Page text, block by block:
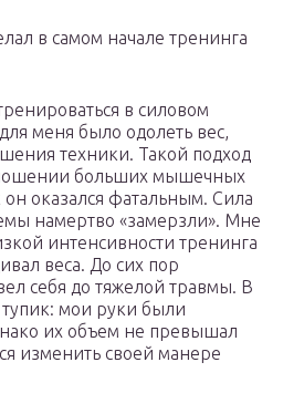
в самом начале тренинга
в силовом
меня было одолеть вес,
техники. Такой подход
больших мышечных
оказался фатальным. Сила
намертво «замерзли». Мне
интенсивности тренинга
веса. До сих пор
себя до тяжелой травмы. В
тупик: мои руки были
их объем не превышал
изменить своей манере